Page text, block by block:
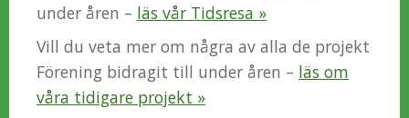
under åren – läs vår Tidsresa »
Vill du veta mer om några av alla de projekt
Förening bidragit till under åren – läs om
våra tidigare projekt »